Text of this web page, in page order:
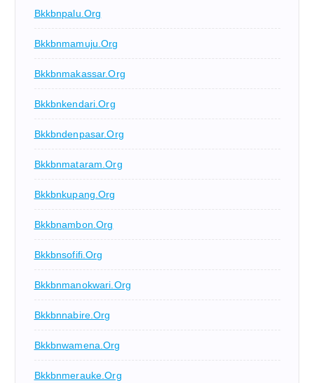
Bkkbnpalu.org
Bkkbnmamuju.org
Bkkbnmakassar.org
Bkkbnkendari.org
Bkkbndenpasar.org
Bkkbnmataram.org
Bkkbnkupang.org
Bkkbnambon.org
Bkkbnsofifi.org
Bkkbnmanokwari.org
Bkkbnnabire.org
Bkkbnwamena.org
Bkkbnmerauke.org